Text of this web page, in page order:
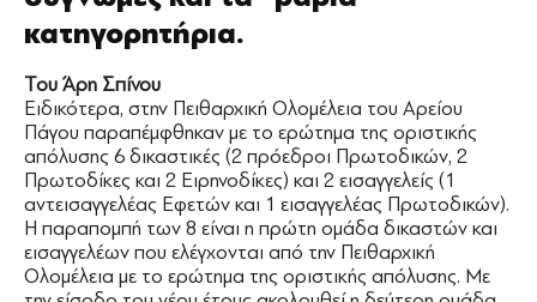
κατηγορητήρια.
Του Άρη Σπίνου
Ειδικότερα, στην Πειθαρχική Ολομέλεια του Αρείου
Πάγου παραπέμφθηκαν με το ερώτημα της οριστικής
απόλυσης 6 δικαστικές (2 πρόεδροι Πρωτοδικών, 2
Πρωτοδίκες και 2 Ειρηνοδίκες) και 2 εισαγγελείς (1
αντεισαγγελέας Εφετών και 1 εισαγγελέας Πρωτοδικών).
Η παραπομπή των 8 είναι η πρώτη ομάδα δικαστών και
εισαγγελέων που ελέγχονται από την Πειθαρχική
Ολομέλεια με το ερώτημα της οριστικής απόλυσης. Με